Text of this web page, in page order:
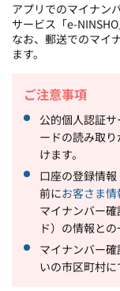
アプリでのマイナン
サービス「e-
なお、郵送でのマイ
ます。
ご注意事項
公的個人認証
ードの読み取
けます。
口座の登録情
前にお客さま
マイナンバー
ド） の情報との
マイナンバー
いの市区町村に